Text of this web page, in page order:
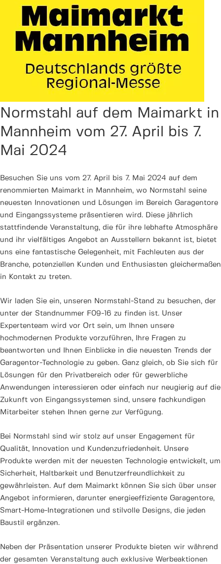
Normstahl auf dem Maimarkt in
Mannheim vom 27. April bis 7.
Mai 2024
Besuchen Sie uns vom 27. April bis 7. Mai 2024 auf dem
renommierten Maimarkt in Mannheim, wo Normstahl seine
neuesten Innovationen und Lösungen im Bereich Garagentore
und Eingangssysteme präsentieren wird. Diese jährlich
stattfindende Veranstaltung, die für ihre lebhafte Atmosphäre
und ihr vielfältiges Angebot an Ausstellern bekannt ist, bietet
uns eine fantastische Gelegenheit, mit Fachleuten aus der
Branche, potenziellen Kunden und Enthusiasten gleichermaßen
in Kontakt zu treten.
Wir laden Sie ein, unseren Normstahl-Stand zu besuchen, der
unter der Standnummer F09-16 zu finden ist. Unser
Expertenteam wird vor Ort sein, um Ihnen unsere
hochmodernen Produkte vorzuführen, Ihre Fragen zu
beantworten und Ihnen Einblicke in die neuesten Trends der
Garagentor-Technologie zu geben. Ganz gleich, ob Sie sich für
Lösungen für den Privatbereich oder für gewerbliche
Anwendungen interessieren oder einfach nur neugierig auf die
Zukunft von Eingangssystemen sind, unsere fachkundigen
Mitarbeiter stehen Ihnen gerne zur Verfügung.
Bei Normstahl sind wir stolz auf unser Engagement für
Qualität, Innovation und Kundenzufriedenheit. Unsere
Produkte werden mit der neuesten Technologie entwickelt, um
Sicherheit, Haltbarkeit und Benutzerfreundlichkeit zu
gewährleisten. Auf dem Maimarkt können Sie sich über unser
Angebot informieren, darunter energieeffiziente Garagentore,
Smart-Home-Integrationen und stilvolle Designs, die jeden
Baustil ergänzen.
Neben der Präsentation unserer Produkte bieten wir während
der gesamten Veranstaltung auch exklusive Werbeaktionen